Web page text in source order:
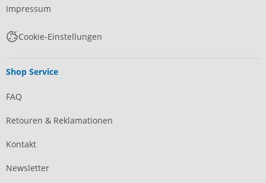
Impressum
Cookie-Einstellungen
Shop Service
FAQ
Retouren & Reklamationen
Kontakt
Newsletter